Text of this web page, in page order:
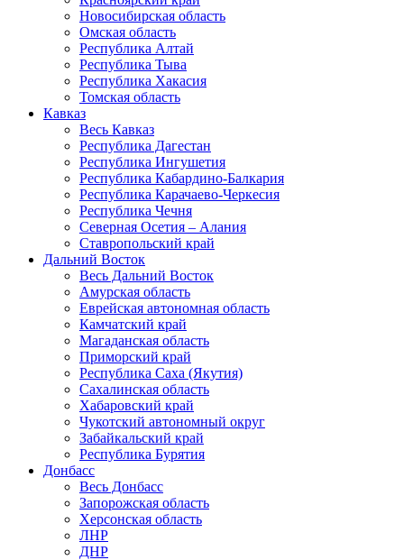
Новосибирская область
Омская область
Республика Алтай
Республика Тыва
Республика Хакасия
Томская область
Кавказ
Весь Кавказ
Республика Дагестан
Республика Ингушетия
Республика Кабардино-Балкария
Республика Карачаево-Черкесия
Республика Чечня
Северная Осетия – Алания
Ставропольский край
Дальний Восток
Весь Дальний Восток
Амурская область
Еврейская автономная область
Камчатский край
Магаданская область
Приморский край
Республика Саха (Якутия)
Сахалинская область
Хабаровский край
Чукотский автономный округ
Забайкальский край
Республика Бурятия
Донбасс
Весь Донбасс
Запорожская область
Херсонская область
ЛНР
ДНР